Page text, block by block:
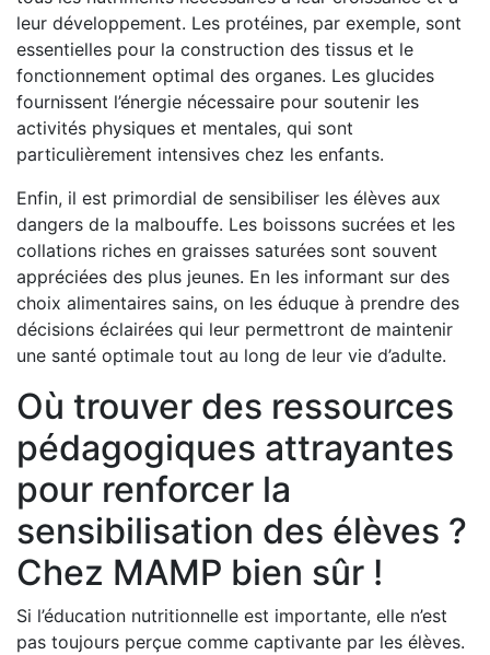
leur développement. Les protéines, par exemple, sont
essentielles pour la construction des tissus et le
fonctionnement optimal des organes. Les glucides
fournissent l’énergie nécessaire pour soutenir les
activités physiques et mentales, qui sont
particulièrement intensives chez les enfants.
Enfin, il est primordial de sensibiliser les élèves aux
dangers de la malbouffe. Les boissons sucrées et les
collations riches en graisses saturées sont souvent
appréciées des plus jeunes. En les informant sur des
choix alimentaires sains, on les éduque à prendre des
décisions éclairées qui leur permettront de maintenir
une santé optimale tout au long de leur vie d’adulte.
Où trouver des ressources
pédagogiques attrayantes
pour renforcer la
sensibilisation des élèves ?
Chez MAMP bien sûr !
Si l’éducation nutritionnelle est importante, elle n’est
pas toujours perçue comme captivante par les élèves.